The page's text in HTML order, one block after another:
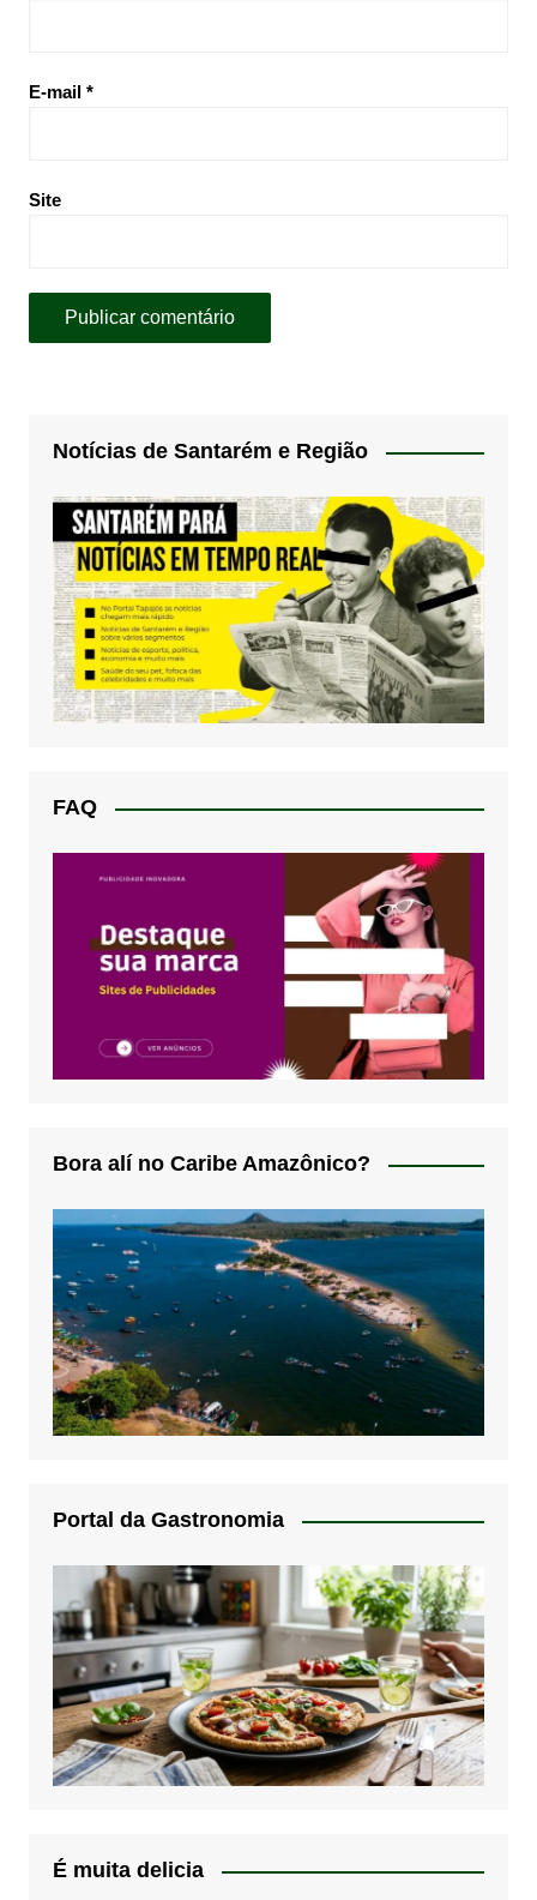
E-mail *
Site
Notícias de Santarém e Região
FAQ
Bora alí no Caribe Amazônico?
Portal da Gastronomia
É muita delicia